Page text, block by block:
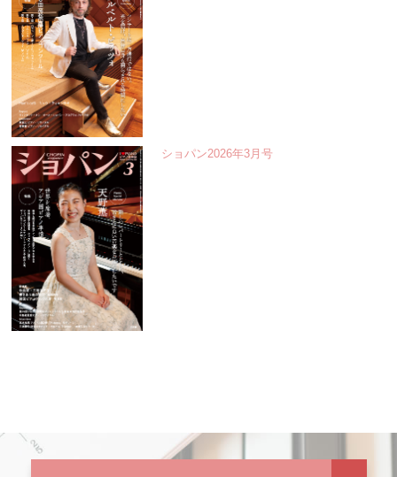
ショパン2026年3月号